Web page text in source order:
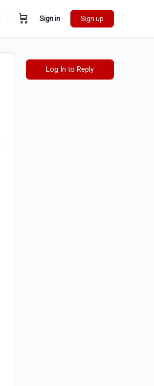
Sign in Sign up
Log In to Reply